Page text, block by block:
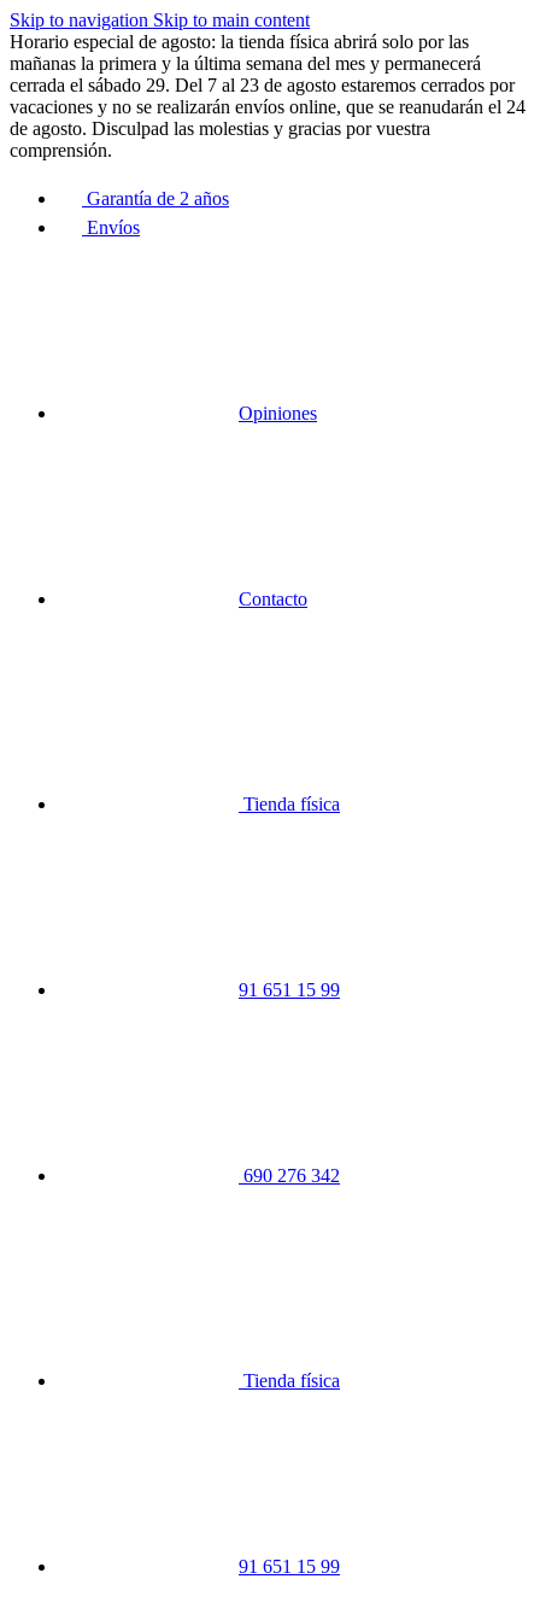
Skip to navigation Skip to main content
Horario especial de agosto: la tienda física abrirá solo por las
mañanas la primera y la última semana del mes y permanecerá
cerrada el sábado 29. Del 7 al 23 de agosto estaremos cerrados por
vacaciones y no se realizarán envíos online, que se reanudarán el 24
de agosto. Disculpad las molestias y gracias por vuestra
comprensión.
Garantía de 2 años
Envíos
Opiniones
Contacto
Tienda física
91 651 15 99
690 276 342
Tienda física
91 651 15 99